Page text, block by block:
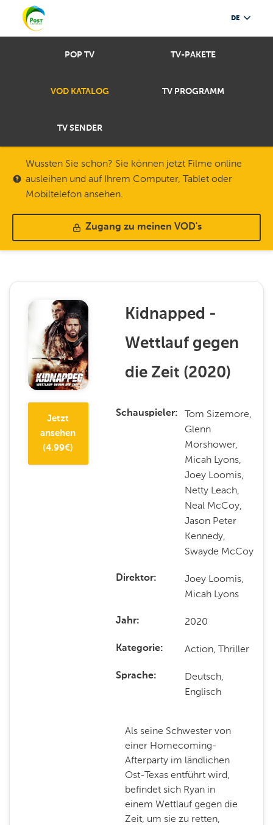
DE
POP TV TV-PAKETE
VOD KATALOG TV PROGRAMM
TV SENDER
Wussten Sie schon? Sie können jetzt Filme online
ausleihen und auf Ihrem Computer, Tablet oder
Mobiltelefon ansehen.
Zugang zu meinen VOD's
Jetzt
ansehen
(4.99€)
Kidnapped -
Wettlauf gegen
die Zeit (2020)
Schauspieler
Tom Sizemore,
Glenn
Morshower,
Micah Lyons,
Joey Loomis,
Netty Leach,
Neal McCoy,
Jason Peter
Kennedy,
Swayde McCoy
Direktor
Joey Loomis,
Micah Lyons
Jahr 2020
Kategorie Action, Thriller
Sprache
Deutsch,
Englisch
Als seine Schwester von
einer Homecoming-
Afterparty im ländlichen
Ost-Texas entführt wird,
befindet sich Ryan in
einem Wettlauf gegen die
Zeit, um sie zu retten,